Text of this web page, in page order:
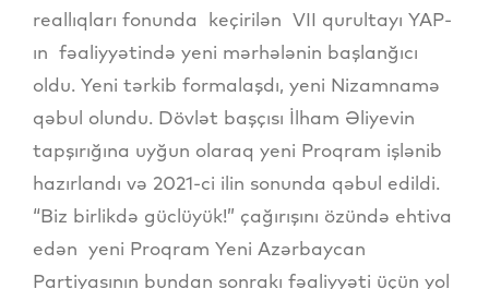
reallıqları fonunda keçirilən VII qurultayı YAP-
ın fəaliyyətində yeni mərhələnin başlanğıcı
oldu. Yeni tərkib formalaşdı, yeni Nizamnamə
qəbul olundu. Dövlət başçısı İlham Əliyevin
tapşırığına uyğun olaraq yeni Proqram işlənib
hazırlandı və 2021-ci ilin sonunda qəbul edildi.
“Biz birlikdə güclüyük!” çağırışını özündə ehtiva
edən yeni Proqram Yeni Azərbaycan
Partiyasının bundan sonrakı fəaliyyəti üçün yol